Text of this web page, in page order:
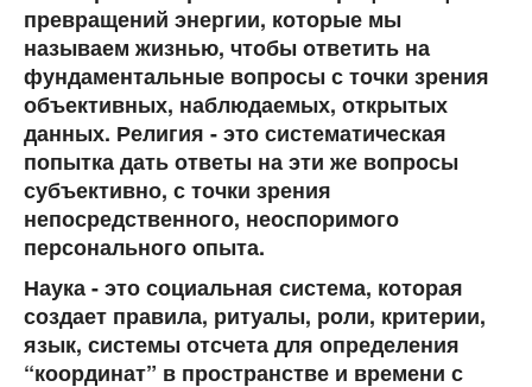
превращений энергии, которые мы
называем жизнью, чтобы ответить на
фундаментальные вопросы с точки зрения
объективных, наблюдаемых, открытых
данных. Религия - это систематическая
попытка дать ответы на эти же вопросы
субъективно, с точки зрения
непосредственного, неоспоримого
персонального опыта.
Наука - это социальная система, которая
создает правила, ритуалы, роли, критерии,
язык, системы отсчета для определения
“координат” в пространстве и времени с